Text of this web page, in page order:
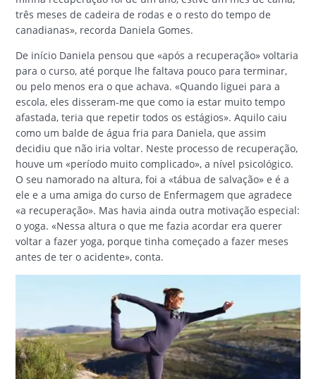
três meses de cadeira de rodas e o resto do tempo de
canadianas», recorda Daniela Gomes.
De início Daniela pensou que «após a recuperação» voltaria
para o curso, até porque lhe faltava pouco para terminar,
ou pelo menos era o que achava. «Quando liguei para a
escola, eles disseram-me que como ia estar muito tempo
afastada, teria que repetir todos os estágios». Aquilo caiu
como um balde de água fria para Daniela, que assim
decidiu que não iria voltar. Neste processo de recuperação,
houve um «período muito complicado», a nível psicológico.
O seu namorado na altura, foi a «tábua de salvação» e é a
ele e a uma amiga do curso de Enfermagem que agradece
«a recuperação». Mas havia ainda outra motivação especial:
o yoga. «Nessa altura o que me fazia acordar era querer
voltar a fazer yoga, porque tinha começado a fazer meses
antes de ter o acidente», conta.